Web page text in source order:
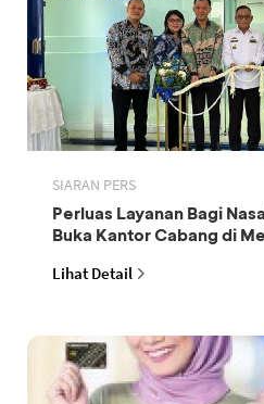
SIARAN PERS
Perluas Layanan Bagi
Buka Kantor Cabang di
Lihat Detail